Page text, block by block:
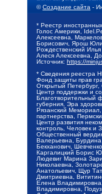
©Создание сайта -
* Реестр
Голос Америки,
Алексеевна,
Борисович, Ярош
Рождественский
Алеся Алексеевна,
Источник: https://
* Сведения реестра
Фонд защиты прав
Открытый
Центр поддержки и
Благотворительный
губерния, Эра
Рязанский Мемориал,
партнерства,
Центр развития
контроль, Человек и
Общественный
Валерьевна,
Бекханович,
Каргалицкий Борис
Людевиг Марина
Николаевна,
Анатольевич, Щур
Дмитриевна,
Елена
Владимировна,